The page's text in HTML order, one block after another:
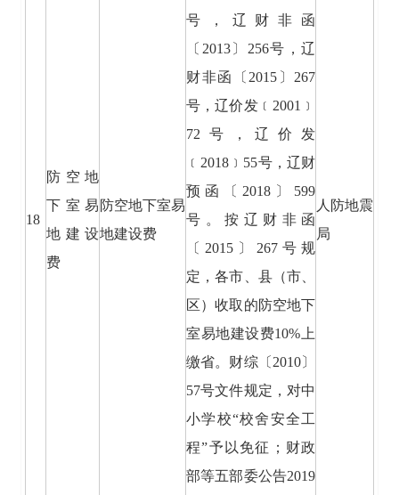
18
防空地
下室易
地建设
费
防空地下室易
地建设费
号，辽财非函
〔2013〕256号，辽
财非函〔2015〕267
号，辽价发﹝2001﹞
72号，辽价发
﹝2018﹞55号，辽财
预函〔2018〕599
号。按辽财非函
〔2015〕267号规
定，各市、县（市、
区）收取的防空地下
室易地建设费10%上
缴省。财综〔2010〕
57号文件规定，对中
小学校“校舍安全工
程”予以免征；财政
部等五部委公告2019
人防地震
局